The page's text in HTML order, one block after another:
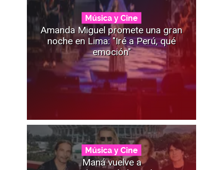
Música y Cine
Amanda Miguel promete una gran
noche en Lima: "Iré a Perú, qué
emoción"
Música y Cine
Maná vuelve a